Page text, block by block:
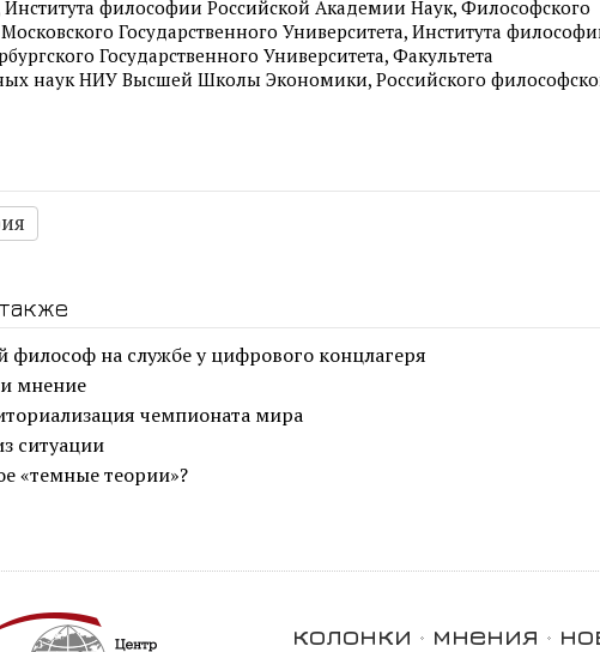
философии Российской Академии Наук, Философского
Государственного Университета, Института
Государственного Университета, Факультета
наук НИУ Высшей Школы Экономики, Российского
философ на службе у цифрового концлагеря
мнение
чемпионата мира
ситуации
«темные теории»?
колонки мнения